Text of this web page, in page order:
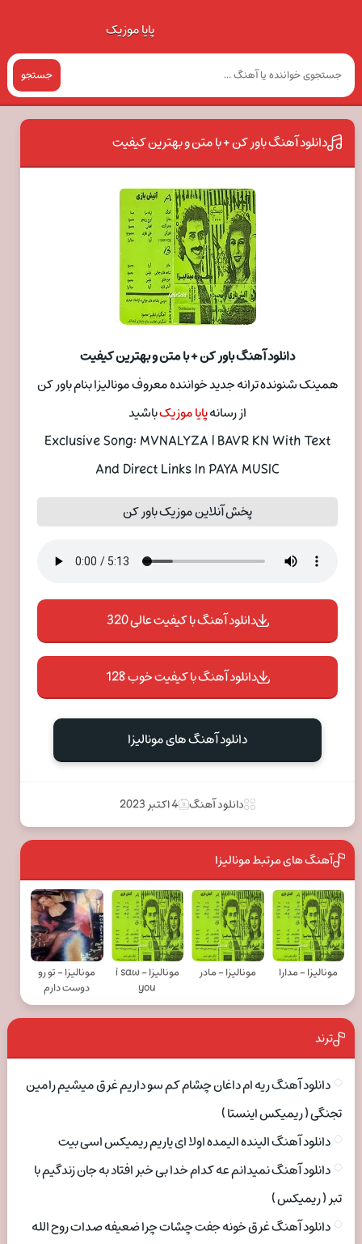
پایا موزیک
جستجو
دانلود آهنگ باور کن + با متن و بهترین کیفیت
دانلود آهنگ باور کن + با متن و بهترین کیفیت
همینک شنونده ترانه جدید خواننده معروف مونالیزا بنام باور کن
از رسانهپایا موزیکباشید
Exclusive Song: MVNALYZA | BAVR KN With Text
And Direct Links In PAYA MUSIC
پخش آنلاین موزیک باور کن
دانلود آهنگ با کیفیت عالی 320
دانلود آهنگ با کیفیت خوب 128
دانلود آهنگ های مونالیزا
دانلود آهنگ 4 اکتبر 2023
آهنگ های مرتبط مونالیزا
مونالیزا - مدارا مونالیزا - مادر
مونالیزا - i saw
you
مونالیزا - تو رو
دوست دارم
ترند
دانلود آهنگ ریه ام داغان چشام کم سو داریم غرق میشیم رامین
تجنگی ( ریمیکس اینستا )
دانلود آهنگ الینده الیمده اولا ای یاریم ریمیکس اسی بیت
دانلود آهنگ نمیدانم عه کدام خدا بی خبر افتاد به جان زندگیم با
تبر ( ریمیکس )
دانلود آهنگ غرق خونه جفت چشات چرا ضعیفه صدات روح الله